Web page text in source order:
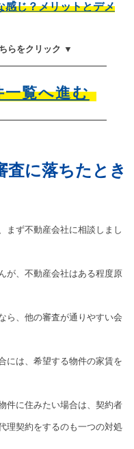
感じ？メリットとデメ
らをクリック ▼
一覧へ進む
査に落ちたとき
まず不動産会社に相談しまし
が、不動産会社はある程度原
ら、他の審査が通りやすい会
には、希望する物件の家賃を
件に住みたい場合は、契約者
理契約をするのも一つの対処